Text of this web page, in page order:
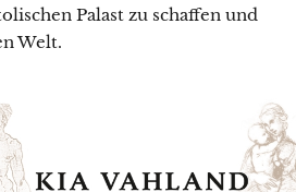
Palast zu schaffen und
Welt.